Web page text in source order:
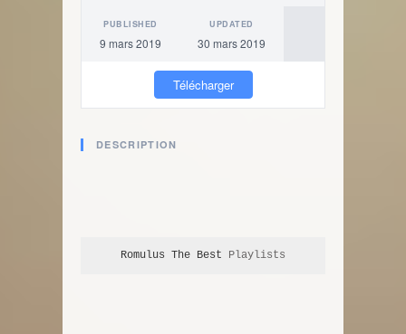
PUBLISHED
9 mars 2019
UPDATED
30 mars 2019
Télécharger
DESCRIPTION
Romulus The Best Playlists